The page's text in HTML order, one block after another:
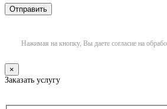
Нажимая на кнопку, Вы даете согласие на
×
Заказать услугу